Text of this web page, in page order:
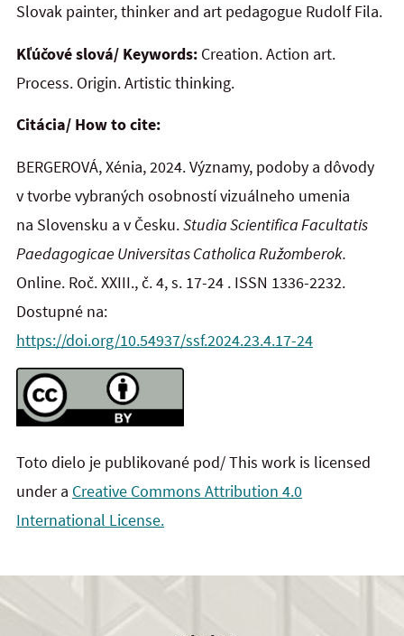
Slovak painter, thinker and art pedagogue Rudolf Fila.
Kľúčové slová/ Keywords: Creation. Action art.
Process. Origin. Artistic thinking.
Citácia/ How to cite:
BERGEROVÁ, Xénia, 2024. Významy, podoby a dôvody
v tvorbe vybraných osobností vizuálneho umenia
na Slovensku a v Česku.Studia Scientifica Facultatis
Paedagogicae Universitas Catholica Ružomberok.
Online. Roč. XXIII., č. 4, s. 17-24 . ISSN 1336-2232.
Dostupné na:
https://doi.org/10.54937/ssf.2024.23.4.17-24
Toto dielo je publikované pod/ This work is licensed
under a Creative Commons Attribution 4.0
International License.